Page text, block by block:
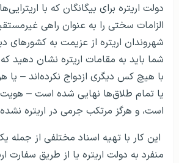
دولت اریتره برای بیگانگان که با
الزامات سختی را به عنوان راهی
شهروندان اریتره از عزیمت به کشورهای
شما باید به مقامات اریتره نشان دهید
با هیچ کس دیگری ازدواج نکرده‌اند – یا
یا تمام طلاق‌ها نهایی شده است –
است، و هرگز مرتکب جرمی در اریتره
این کار با تهیه اسناد مختلفی از
منفرد به دولت اریتره یا از طریق سفارت